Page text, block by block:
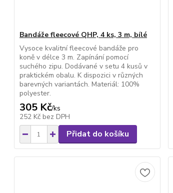
Bandáže fleecové QHP, 4 ks, 3 m, bílé
Vysoce kvalitní fleecové bandáže pro
koně v délce 3 m. Zapínání pomocí
suchého zipu. Dodávané v setu 4 kusů v
praktickém obalu. K dispozici v různých
barevných variantách. Materiál: 100%
polyester.
305 Kč/ks
252 Kč bez DPH
Přidat do košíku